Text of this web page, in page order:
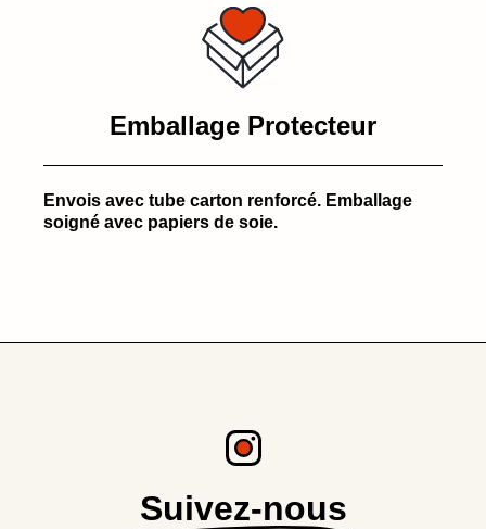
Emballage Protecteur
Envois avec tube carton renforcé. Emballage
soigné avec papiers de soie.
Suivez-nous